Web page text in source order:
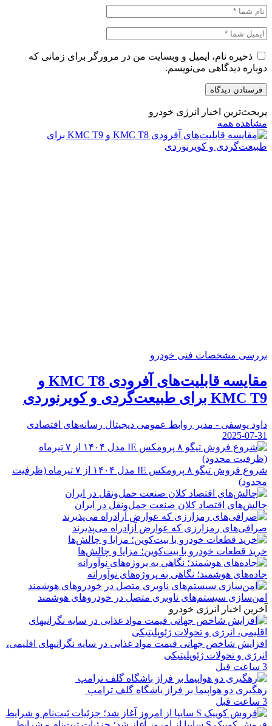
ذخیره نام، ایمیل و وبسایت من در مرورگر برای زمانی که
دوباره دیدگاهی می‌نویسم.
پربحث‌ترین اخبار انرژی خودرو
مشاهده همه
بررسی مشخصات فنی خودرو
مقایسه قابلیت‌های آفرودی KMC T8 و
KMC T9 برای طبیعت‌گردی و کویرنوردی
داود یوسفی - مدیر روابط عمومی دیجیتال رسانه‌های اقتصادی
2025-07-31
شروع فروش تیگو ۸ پرومکس IE مدل ۱۴۰۴ از ۷ تیرماه (ظرفیت
محدود)
چالش‌های اقتصاد کلان صنعت حمل‌ونقل در ایران
صرافی‌های رمزارزی که عوارض آزادراه می‌پذیرند
خرید قطعات خودرو با بیت‌کوین؛ مزایا و چالش‌ها
جاده‌های هوشمند؛ نگاهی به پروژه‌های نوآورانه
امن‌سازی سیستم‌های ناوبری متصل در خودروهای هوشمند
آخرین اخبار انرژی خودرو
افزایش شاخص جهانی قیمت مواد غذایی در سایه نگرانیهای اقلیمی،
انرژی و تحولات ژئوپلیتیکی
3 ساعت قبل
رهگیری دو هواپیما بر فراز باشگاه گلف ترامپ
3 ساعت قبل